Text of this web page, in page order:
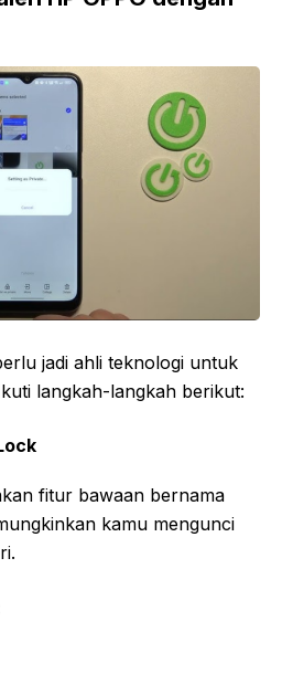
jadi ahli teknologi untuk
langkah-langkah berikut:
fitur bawaan bernama
kamu mengunci